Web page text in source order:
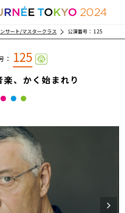
サート/マスタークラス 公演番号： 125
： 125
楽、かく始まれり